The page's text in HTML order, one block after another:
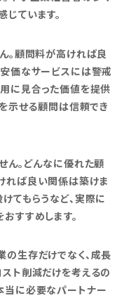
ています。
。顧問料が高ければ良
価なサービスには警戒
に見合った価値を提供
示せる顧問は信頼でき
ん。どんなに優れた顧
れば良い関係は築けま
てもらうなど、実際に
すすめします。
生存だけでなく、成長
ト削減だけを考えるの
当に必要なパートナー